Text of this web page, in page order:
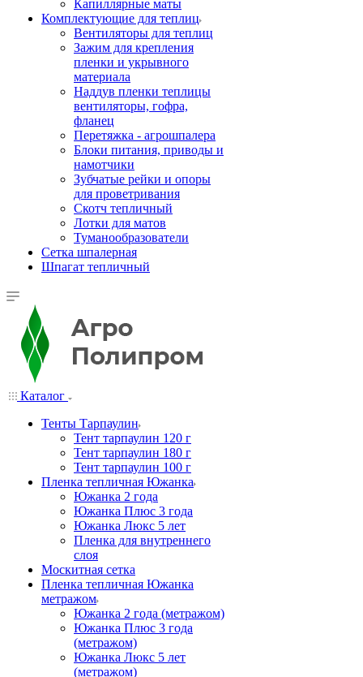
Капиллярные маты
Комплектующие для теплиц
Вентиляторы для теплиц
Зажим для крепления
пленки и укрывного
материала
Наддув пленки теплицы
вентиляторы, гофра,
фланец
Перетяжка - агрошпалера
Блоки питания, приводы и
намотчики
Зубчатые рейки и опоры
для проветривания
Скотч тепличный
Лотки для матов
Туманообразователи
Сетка шпалерная
Шпагат тепличный
Каталог
Тенты Тарпаулин
Тент тарпаулин 120 г
Тент тарпаулин 180 г
Тент тарпаулин 100 г
Пленка тепличная Южанка
Южанка 2 года
Южанка Плюс 3 года
Южанка Люкс 5 лет
Пленка для внутреннего
слоя
Москитная сетка
Пленка тепличная Южанка
метражом
Южанка 2 года (метражом)
Южанка Плюс 3 года
(метражом)
Южанка Люкс 5 лет
(метражом)